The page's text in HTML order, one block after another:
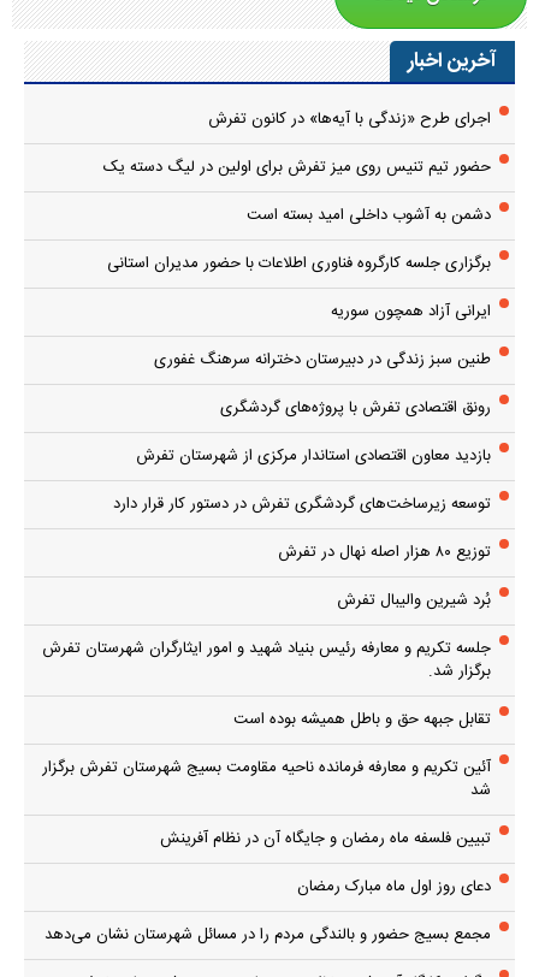
آخرین اخبار
اجرای طرح «زندگی با آیه‌ها» در کانون تفرش
حضور تیم تنیس روی میز تفرش برای اولین در لیگ دسته یک
دشمن به آشوب داخلی امید بسته است
برگزاری جلسه کارگروه فناوری اطلاعات با حضور مدیران استانی
ایرانی آزاد همچون سوریه
طنین سبز زندگی در دبیرستان دخترانه سرهنگ غفوری
رونق اقتصادی تفرش با پروژه‌های گردشگری
بازدید معاون اقتصادی استاندار مرکزی از شهرستان تفرش
توسعه زیرساخت‌های گردشگری تفرش در دستور کار قرار دارد
توزیع ۸۰ هزار اصله نهال در تفرش
بُرد شیرین والیبال تفرش
جلسه تکریم و معارفه رئیس بنیاد شهید و امور ایثارگران شهرستان تفرش
برگزار شد.
تقابل جبهه حق و باطل همیشه بوده است
آئین تکریم و معارفه فرمانده ناحیه مقاومت بسیج شهرستان تفرش برگزار
شد
تبیین فلسفه ماه رمضان و جایگاه آن در نظام آفرینش
دعای روز اول ماه مبارک رمضان
مجمع بسیج حضور و بالندگی مردم را در مسائل شهرستان نشان می‌دهد